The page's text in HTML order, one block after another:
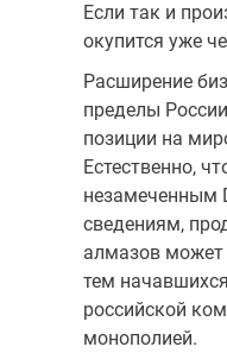
Если так и
окупится уже
Расширение
пределы
позиции на
Естественно,
незамеченным
сведениям,
алмазов может
тем
российской
монополией.